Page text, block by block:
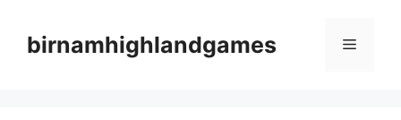
contentbirnamhighlandgames Menu